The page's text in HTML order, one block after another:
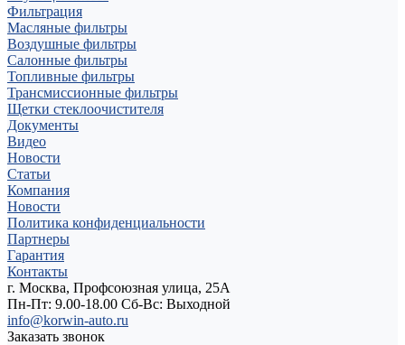
Фильтрация
Масляные фильтры
Воздушные фильтры
Салонные фильтры
Топливные фильтры
Трансмиссионные фильтры
Щетки стеклоочистителя
Документы
Видео
Новости
Статьи
Компания
Новости
Политика конфиденциальности
Партнеры
Гарантия
Контакты
г. Москва, Профсоюзная улица, 25А
Пн-Пт: 9.00-18.00 Cб-Вс: Выходной
info@korwin-auto.ru
Заказать звонок